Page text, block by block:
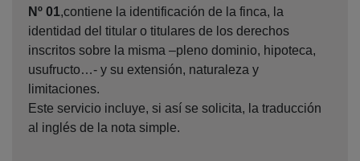
Nº 01,contiene la identificación de la finca, la
identidad del titular o titulares de los derechos
inscritos sobre la misma –pleno dominio, hipoteca,
usufructo…- y su extensión, naturaleza y
limitaciones.
Este servicio incluye, si así se solicita, la traducción
al inglés de la nota simple.